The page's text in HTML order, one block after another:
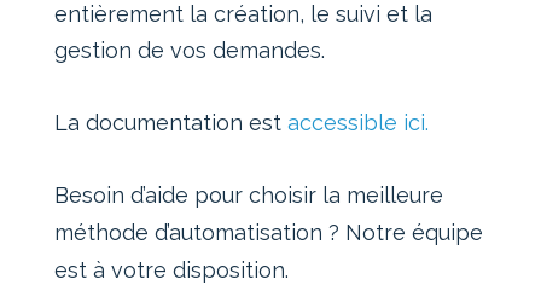
entièrement la création, le suivi et la
gestion de vos demandes.
La documentation est accessible ici.
Besoin d’aide pour choisir la meilleure
méthode d’automatisation ? Notre équipe
est à votre disposition.